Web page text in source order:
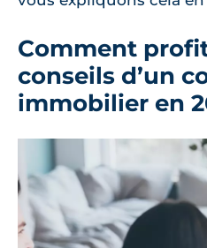
Comment
conseils d’un
immobilier en